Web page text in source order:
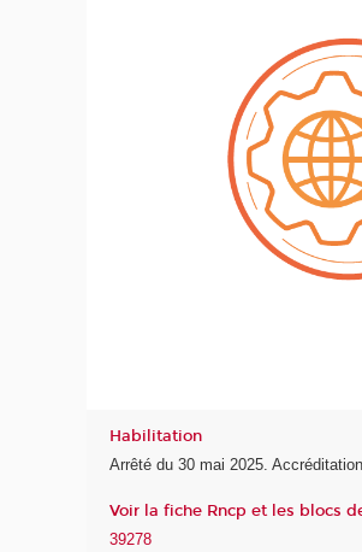
Habilitation
Arrêté du 30 mai 2025.
Voir la fiche Rncp et les blocs
39278